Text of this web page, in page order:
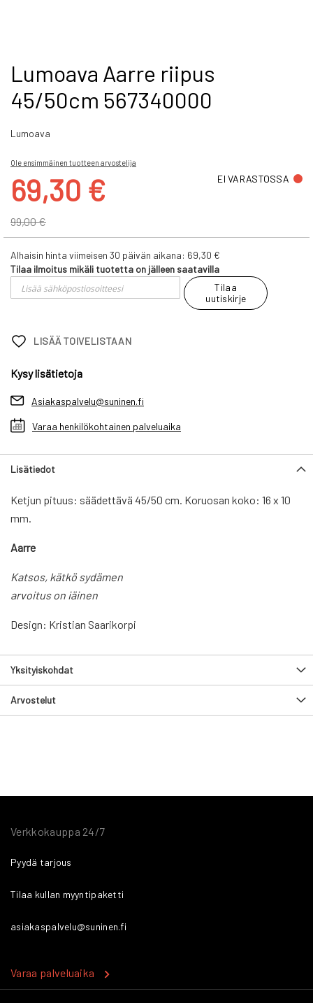
Skip
to
the
beginning
the
gallery
Lumoava Aarre riipus
45/50cm 567340000
Lumoava
Ole ensimmäinen tuotteen arvostelija
Tarjoushinta
69,30 €
99,00 €
EI VARASTOSSA
Alhaisin hinta viimeisen 30 päivän aikana: 69,30 €
Tilaa ilmoitus mikäli tuotetta on jälleen saatavilla
Tilaa
uutiskirje
LISÄÄ TOIVELISTAAN
Kysy lisätietoja
Asiakaspalvelu@suninen.fi
Varaa henkilökohtainen palveluaika
Lisätiedot
Ketjun pituus: säädettävä 45/50 cm. Koruosan koko: 16 x 10
mm.
Aarre
Katsos, kätkö sydämen
arvoitus on iäinen
Design: Kristian Saarikorpi
Yksityiskohdat
Arvostelut
Verkkokauppa 24/7
Pyydä tarjous
Tilaa kullan myyntipaketti
asiakaspalvelu@suninen.fi
Varaa palveluaika